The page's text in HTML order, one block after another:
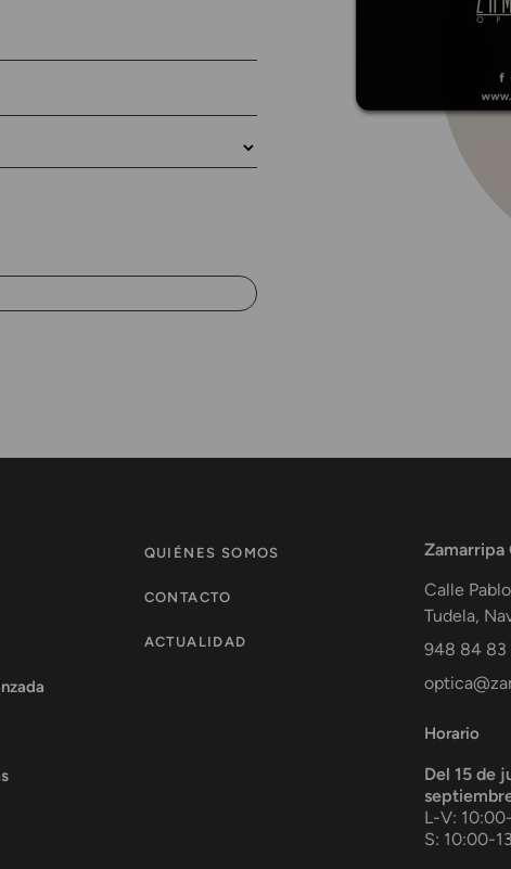
QUIÉNES SOMOS
CONTACTO
ACTUALIDAD
Calle
Tudela,
948 84 83
Horario
Del 15 de
L-V:
S: 10:00-